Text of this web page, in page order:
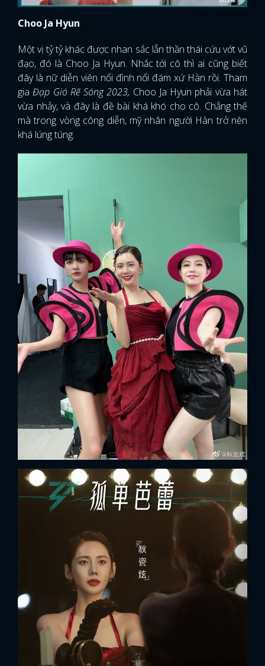
Choo Ja Hyun
Một vị tỷ tỷ khác được nhan sắc lẫn thần thái cứu vớt vũ
đạo, đó là Choo Ja Hyun. Nhắc tới cô thì ai cũng biết
đây là nữ diễn viên nổi đình nổi đám xứ Hàn rồi. Tham
gia Đạp Gió Rẽ Sóng 2023, Choo Ja Hyun phải vừa hát
vừa nhảy, và đây là đề bài khá khó cho cô. Chẳng thế
mà trong vòng công diễn, mỹ nhân người Hàn trở nên
khá lúng túng.